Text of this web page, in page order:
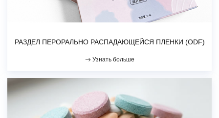
РАЗДЕЛ ПЕРОРАЛЬНО РАСПАДАЮЩЕЙСЯ ПЛЕНКИ (ODF)
Узнать больше